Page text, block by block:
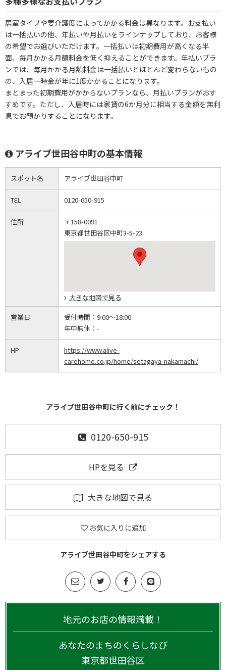
居室タイプや要介護度によってかかる料金は異なります。お支払い
は一括払いの他、年払いや月払いをラインナップしており、お客様
の希望でお選びいただけます。一括払いは初期費用が高くなる半
面、毎月かかる月額料金を低く抑えることができます。年払いプラ
ンでは、毎月かかる月額料金は一括払いとほとんど変わらないもの
の、入居一時金が年に1度かかることになります。
まとまった初期費用がかからないプランなら、月払いプランがおす
すめです。ただし、入居時には家賃の6か月分に相当する金額を無利
息でお預かりすることになります。
アライブ世田谷中町の基本情報
スポット名 アライブ世田谷中町
TEL 0120-650-915
住所
〒158-0091
東京都世田谷区中町3-5-23
大きな地図で見る
営業日 受付時間： 9:00～18:00
年中無休： -
HP
https://www.alive-
carehome.co.jp/home/setagaya-nakamachi/
アライブ世田谷中町に行く前にチェック！
0120-650-915
HPを見る
大きな地図で見る
お気に入りに追加
アライブ世田谷中町をシェアする
地元のお店の情報満載！
あなたのまちのくらしなび
東京都世田谷区